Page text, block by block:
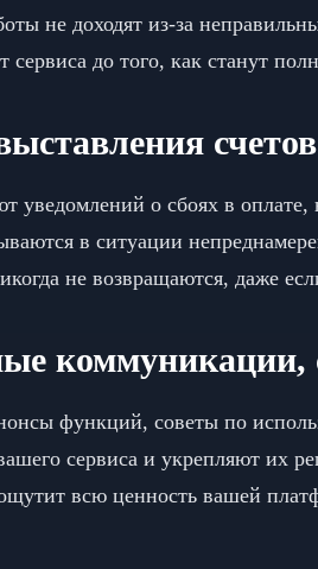
не доходят из-за
сервиса до того, как станут
уведомлений о сбоях в
в ситуации
не возвращаются, даже
коммуникации,
функций, советы по
сервиса и укрепляют их
всю ценность вашей